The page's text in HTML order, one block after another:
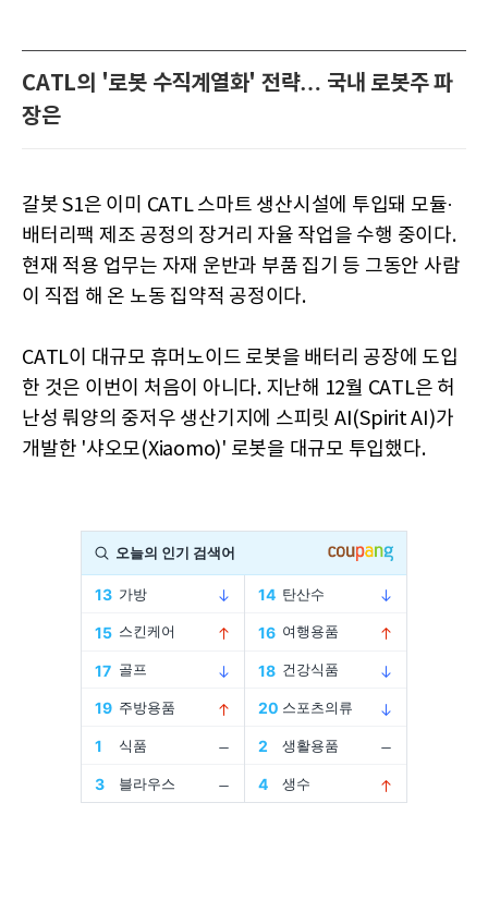
CATL의 '로봇 수직계열화' 전략… 국내 로봇주 파
장은
갈봇 S1은 이미 CATL 스마트 생산시설에 투입돼 모듈·
배터리팩 제조 공정의 장거리 자율 작업을 수행 중이다.
현재 적용 업무는 자재 운반과 부품 집기 등 그동안 사람
이 직접 해 온 노동 집약적 공정이다.
CATL이 대규모 휴머노이드 로봇을 배터리 공장에 도입
한 것은 이번이 처음이 아니다. 지난해 12월 CATL은 허
난성 뤄양의 중저우 생산기지에 스피릿 AI(Spirit AI)가
개발한 '샤오모(Xiaomo)' 로봇을 대규모 투입했다.